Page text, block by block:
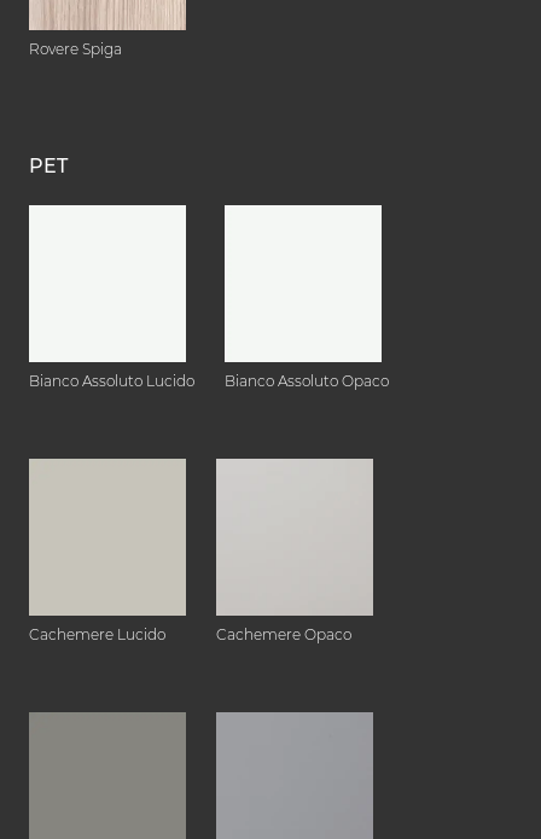
Rovere Spiga
PET
Bianco Assoluto Lucido Bianco Assoluto Opaco
Cachemere Lucido Cachemere Opaco